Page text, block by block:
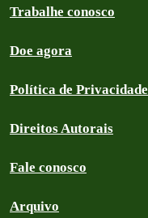
Trabalhe conosco
Doe agora
Política de Privacidade
Direitos Autorais
Fale conosco
Arquivo